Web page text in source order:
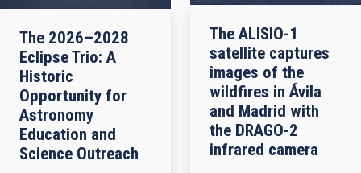
The 2026–2028
Eclipse Trio: A
Historic
Opportunity for
Astronomy
Education and
Science Outreach
The ALISIO-1
satellite captures
images of the
wildfires in Ávila
and Madrid with
the DRAGO-2
infrared camera